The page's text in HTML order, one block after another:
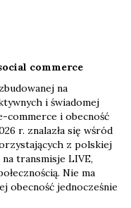
commerce
na
i świadomej
commerce i obecność
r. znalazła się wśród
z polskiej
transmisje LIVE,
Nie ma
obecność jednocześnie